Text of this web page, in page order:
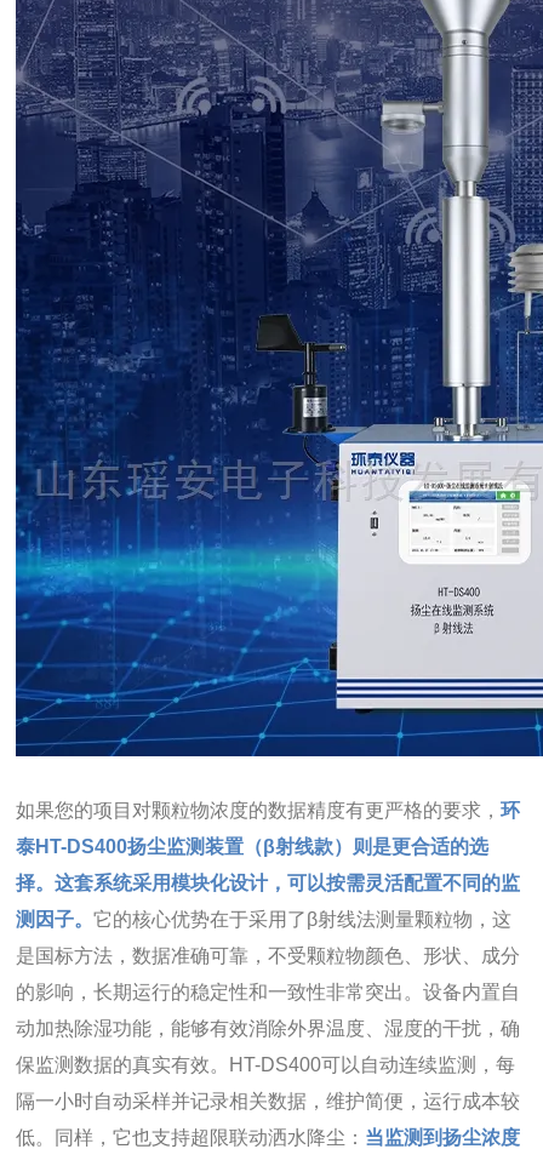
如果您的项目对颗粒物浓度的数据精度有更严格的要求，环
泰HT-DS400扬尘监测装置（β射线款）则是更合适的选
择。这套系统采用模块化设计，可以按需灵活配置不同的监
测因子。它的核心优势在于采用了β射线法测量颗粒物，这
是国标方法，数据准确可靠，不受颗粒物颜色、形状、成分
的影响，长期运行的稳定性和一致性非常突出。设备内置自
动加热除湿功能，能够有效消除外界温度、湿度的干扰，确
保监测数据的真实有效。HT-DS400可以自动连续监测，每
隔一小时自动采样并记录相关数据，维护简便，运行成本较
低。同样，它也支持超限联动洒水降尘： 当监测到扬尘浓度